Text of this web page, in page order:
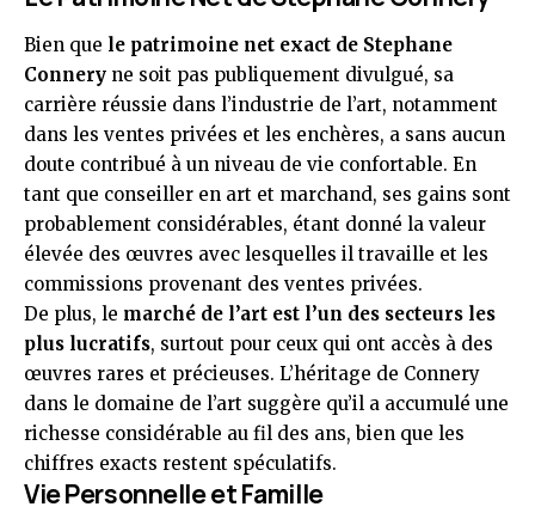
Bien que le patrimoine net exact de Stephane
Connery ne soit pas publiquement divulgué, sa
carrière réussie dans l’industrie de l’art, notamment
dans les ventes privées et les enchères, a sans aucun
doute contribué à un niveau de vie confortable. En
tant que conseiller en art et marchand, ses gains sont
probablement considérables, étant donné la valeur
élevée des œuvres avec lesquelles il travaille et les
commissions provenant des ventes privées.
De plus, le marché de l’art est l’un des secteurs les
plus lucratifs, surtout pour ceux qui ont accès à des
œuvres rares et précieuses. L’héritage de Connery
dans le domaine de l’art suggère qu’il a accumulé une
richesse considérable au fil des ans, bien que les
chiffres exacts restent spéculatifs.
Vie Personnelle et Famille